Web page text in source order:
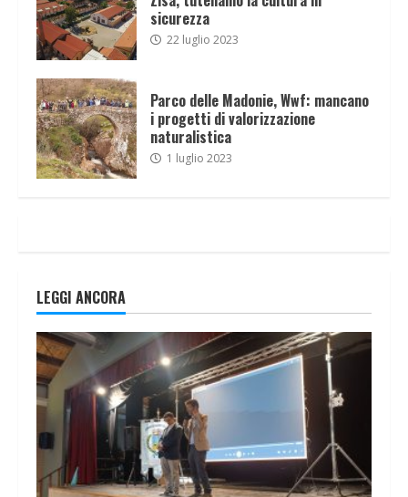
sicurezza
22 luglio 2023
Parco delle Madonie, Wwf: mancano
i progetti di valorizzazione
naturalistica
1 luglio 2023
LEGGI ANCORA